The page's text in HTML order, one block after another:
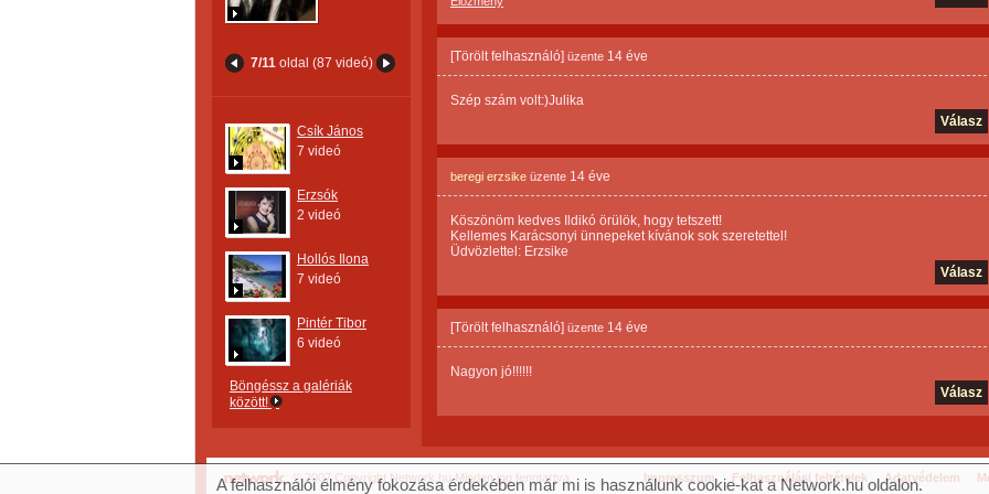
7/11oldal (87 videó)
Csík János
7 videó
Erzsók
2 videó
Hollós Ilona
7 videó
Pintér Tibor
6 videó
Böngéssz a galériák
között!
[Törölt felhasználó] üzente 14 éve
Szép szám volt:)Julika
Válasz
beregi erzsike üzente 14 éve
Köszönöm kedves Ildikó örülök, hogy tetszett!
Kellemes Karácsonyi ünnepeket kívánok sok szeretettel!
Üdvözlettel: Erzsike
Válasz
[Törölt felhasználó] üzente 14 éve
Nagyon jó!!!!!!
Válasz
© 2007 Copyright Network.hu Minden jog fenntartva. Impresszum Felhasználási feltételek Adatvédelem
A felhasználói élmény fokozása érdekében már mi is használunk cookie-kat a Network.hu oldalon.